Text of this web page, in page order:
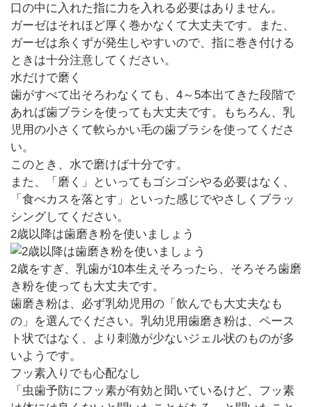
口の中に入れた指に力を入れる必要はありません。
ガーゼはそれほど厚く巻かなくて大丈夫です。また、
ガーゼは糸くずが発生しやすいので、指に巻き付ける
ときは十分注意してください。
水だけで磨く
歯がすべて出そろわなくても、4～5本出てきた段階で
あれば歯ブラシを使っても大丈夫です。もちろん、乳
児用の小さくて軟らかい毛の歯ブラシを使ってくださ
い。
このとき、水で磨けば十分です。
また、「磨く」といってもゴシゴシやる必要はなく、
「食べカスを落とす」といった感じでやさしくブラッ
シングしてください。
2歳以降は歯磨き粉を使いましょう
2歳をすぎ、乳歯が10本生えそろったら、そろそろ歯磨
き粉を使っても大丈夫です。
歯磨き粉は、必ず乳幼児用の「飲んでも大丈夫なも
の」を選んでください。乳幼児用歯磨き粉は、ペース
ト状ではなく、より刺激が少ないジェル状のものが多
いようです。
フッ素入りでも心配なし
「虫歯予防にフッ素が有効と聞いているけど、フッ素